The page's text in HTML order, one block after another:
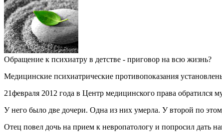
Обращение к психиатру в детстве - приговор на всю жизнь?
Медицинские психиатрические противопоказания
21февраля 2012 года в Центр медицинского права обратился
У него было две дочери. Одна из них умерла. У второй по
Отец повел дочь на прием к невропатологу и попросил дать